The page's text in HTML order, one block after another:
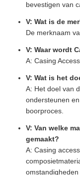
bevestigen van
V: Wat is de
De merknaam
V: Waar wordt
A: Casing
V: Wat is het
A: Het doel van
ondersteunen
boorproces.
V: Van welke
gemaakt?
A: Casing
omstandigheden